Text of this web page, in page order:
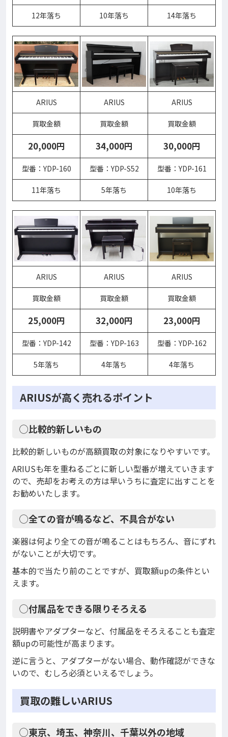
12年落ち 10年落ち 14年落ち
ARIUS ARIUS ARIUS
買取金額 買取金額 買取金額
20,000円 34,000円 30,000円
型番：YDP-160 型番：YDP-S52 型番：YDP-161
11年落ち 5年落ち 10年落ち
ARIUS ARIUS ARIUS
買取金額 買取金額 買取金額
25,000円 32,000円 23,000円
型番：YDP-142 型番：YDP-163 型番：YDP-162
5年落ち 4年落ち 4年落ち
ARIUSが高く売れるポイント
◯比較的新しいもの
比較的新しいものが高額買取の対象になりやすいです。
ARIUSも年を重ねるごとに新しい型番が増えていきます
ので、売却をお考えの方は早いうちに査定に出すことを
お勧めいたします。
◯全ての音が鳴るなど、不具合がない
楽器は何より全ての音が鳴ることはもちろん、音にずれ
がないことが大切です。
基本的で当たり前のことですが、買取額upの条件とい
えます。
◯付属品をできる限りそろえる
説明書やアダプターなど、付属品をそろえることも査定
額upの可能性が高まります。
逆に言うと、アダプターがない場合、動作確認ができな
いので、むしろ必須といえるでしょう。
買取の難しいARIUS
◯東京、埼玉、神奈川、千葉以外の地域